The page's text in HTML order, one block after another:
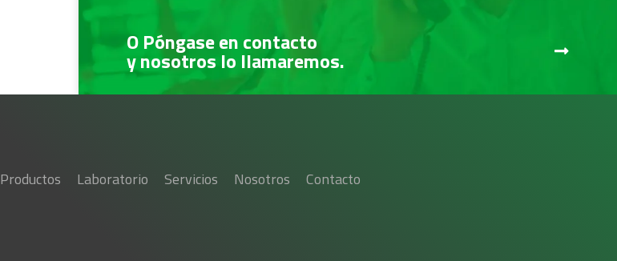
O Póngase en contacto
y nosotros lo llamaremos.
Productos Laboratorio Servicios Nosotros Contacto